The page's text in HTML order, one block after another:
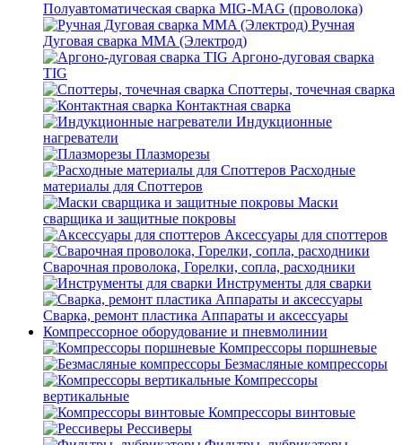
Полуавтоматическая сварка MIG-MAG (проволока)
Ручная
Дуговая сварка MMA (Электрод)
Аргоно-дуговая сварка
TIG
Споттеры, точечная сварка
Контактная сварка
Индукционные
нагреватели
Плазморезы
Расходные
материалы для Споттеров
Маски
сварщика и защитные покровы
Аксессуары для споттеров
Сварочная проволока, Горелки, сопла, расходники
Инструменты для сварки
Сварка, ремонт пластика Аппараты и аксессуары
Компрессорное оборудование и пневмолинии
Компрессоры поршневые
Безмасляные компрессоры
Компрессоры
вертикальные
Компрессоры винтовые
Рессиверы